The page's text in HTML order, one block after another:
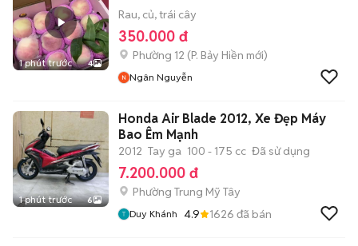
1 phút trước 4
Rau, củ, trái cây
350.000 đ
Phường 12 (P. Bảy Hiền mới)
Ngân Nguyễn
1 phút trước 6
Honda Air Blade 2012, Xe Đẹp Máy
Bao Êm Mạnh
2012 Tay ga 100 - 175 cc Đã sử dụng
7.200.000 đ
Phường Trung Mỹ Tây
Duy Khánh 4.9 1626 đã bán